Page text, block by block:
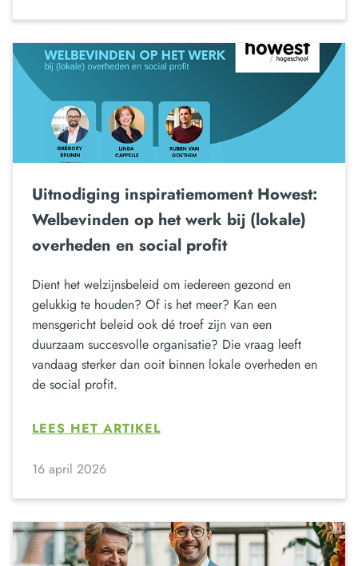
Uitnodiging inspiratiemoment Howest:
Welbevinden op het werk bij (lokale)
overheden en social profit
Dient het welzijnsbeleid om iedereen gezond en
gelukkig te houden? Of is het meer? Kan een
mensgericht beleid ook dé troef zijn van een
duurzaam succesvolle organisatie? Die vraag leeft
vandaag sterker dan ooit binnen lokale overheden en
de social profit.
LEES HET ARTIKEL
16 april 2026